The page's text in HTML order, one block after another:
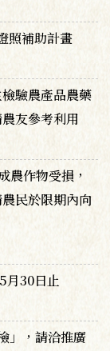
照補助計畫
驗農產品農藥
友參考利用
農作物受損，
民於限期內向
月30日止
」，請洽推廣